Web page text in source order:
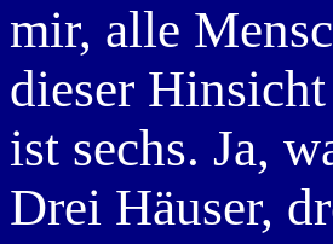
mir, alle
dieser
ist sechs. Ja,
Drei Häuser,